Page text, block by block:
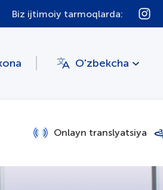
Biz ijtimoiy tarmoqlarda:
O'zbekcha
Onlayn translyatsiya